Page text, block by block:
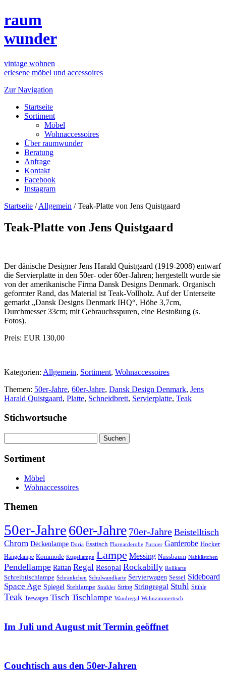
raum
wunder
vintage wohnen
erlesene möbel und accessoires
Zur Navigation
Startseite
Sortiment
Möbel
Wohnaccessoires
Über raumwunder
Beratung
Anfrage
Kontakt
Facebook
Instagram
Startseite /Allgemein /Teak-Platte von Jens Quistgaard
Teak-Platte von Jens Quistgaard
Der dänische Designer Jens Harald Quistgaard (1919-2008) entwarf
die Servierplatte in den 50er- oder 60er-Jahren; hergestellt wurde sie
von der amerikanische Firma Dansk Designs Denmark. Organisch
geformter Rand, das Material ist Teak-Vollholz. Auf der Unterseite
gemarkt „Dansk Designs Denmark IHQ“, Höhe 3,7cm,
Durchmesser 33cm; mit Gebrauchsspuren, eine Bestoßung (s.
Fotos).
Preis: EUR 130,00
Kategorien: Allgemein, Sortiment, Wohnaccessoires
Themen: 50er-Jahre, 60er-Jahre, Dansk Design Denmark, Jens
Harald Quistgaard, Platte, Schneidbrett, Servierplatte, Teak
Stichwortsuche
nach:
Sortiment
Möbel
Wohnaccessoires
Themen
50er-Jahre60er-Jahre 70er-Jahre Beistelltisch
Chrom Deckenlampe Doria Esstisch Flurgarderobe Furnier Garderobe Hocker
Hängelampe Kommode Kugellampe Lampe Messing Nussbaum Nähkästchen
Pendellampe Rattan Regal Resopal Rockabilly Rollkarte
Schreibtischlampe Schränkchen Schulwandkarte Servierwagen Sessel Sideboard
Space Age Spiegel Stehlampe Strahler String Stringregal Stuhl Stühle
Teak Teewagen Tisch Tischlampe Wandregal Wohnzimmertisch
Im Juli und August mit Termin geöffnet
Couchtisch aus den 50er-Jahren